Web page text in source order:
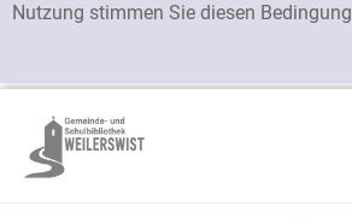
Nutzung stimmen Sie diesen